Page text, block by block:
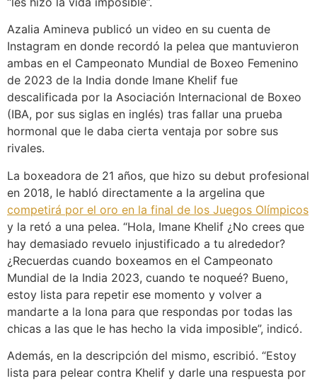
Azalia Amineva publicó un video en su cuenta de
Instagram en donde recordó la pelea que mantuvieron
ambas en el Campeonato Mundial de Boxeo Femenino
de 2023 de la India donde Imane Khelif fue
descalificada por la Asociación Internacional de Boxeo
(IBA, por sus siglas en inglés) tras fallar una prueba
hormonal que le daba cierta ventaja por sobre sus
rivales.
La boxeadora de 21 años, que hizo su debut profesional
en 2018, le habló directamente a la argelina que
competirá por el oro en la final de los Juegos Olímpicos
y la retó a una pelea. “Hola, Imane Khelif ¿No crees que
hay demasiado revuelo injustificado a tu alrededor?
¿Recuerdas cuando boxeamos en el Campeonato
Mundial de la India 2023, cuando te noqueé? Bueno,
estoy lista para repetir ese momento y volver a
mandarte a la lona para que respondas por todas las
chicas a las que le has hecho la vida imposible”, indicó.
Además, en la descripción del mismo, escribió. “Estoy
lista para pelear contra Khelif y darle una respuesta por